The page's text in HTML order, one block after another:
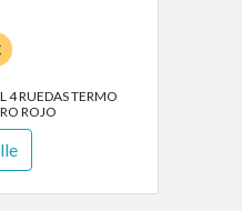
4 RUEDAS TERMO
ROJO